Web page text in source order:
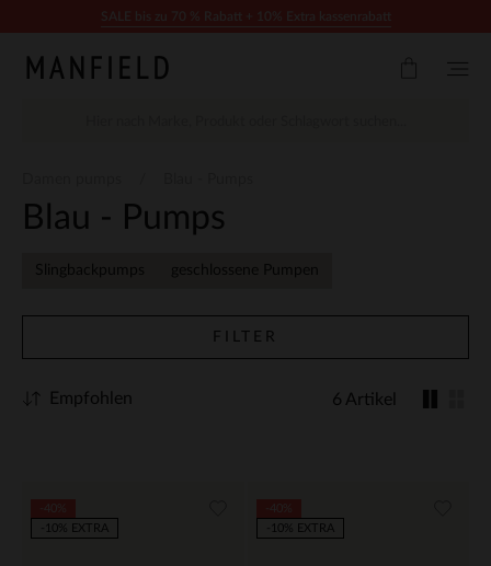
Blau - Pumps
Slingbackpumps geschlossene Pumpen
FILTER
6 Artikel
Empfohlen
-10% EXTRA
-10% EXTRA